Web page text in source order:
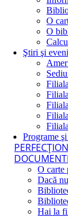
O
O
Ştiri şi
Programe
O carte
Dacă
Hai la